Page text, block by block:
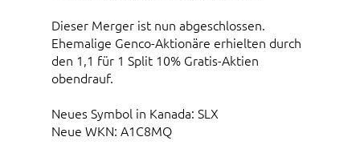
Dieser Merger ist nun abgeschlossen.
Ehemalige Genco-Aktionäre erhielten durch
den 1,1 für 1 Split 10% Gratis-Aktien
obendrauf.
Neues Symbol in Kanada: SLX
Neue WKN: A1C8MQ